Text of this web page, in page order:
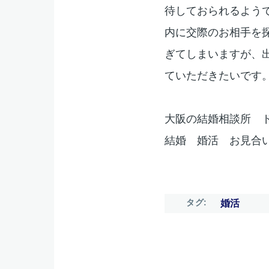
待しておられるよう
内に交際のお相手を
ぎてしまいますが、
ていただきたいです
大阪の結婚相談所
結婚 婚活 お見合
タグ 婚活